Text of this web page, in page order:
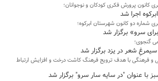
کانون پرورش فکری کودکان و نوجوانان؛
اجرا شد
شماره دو کانون شهرستان ابرکوه؛
سرو» برگزار شد
گنجوی؛
شعر در یزد برگزار شد
و فرهنگی با هدف ترویج فرهنگ کاشت درخت و افزایش ارتباط
با عنوان "در سایه سار سرو" برگزار شد